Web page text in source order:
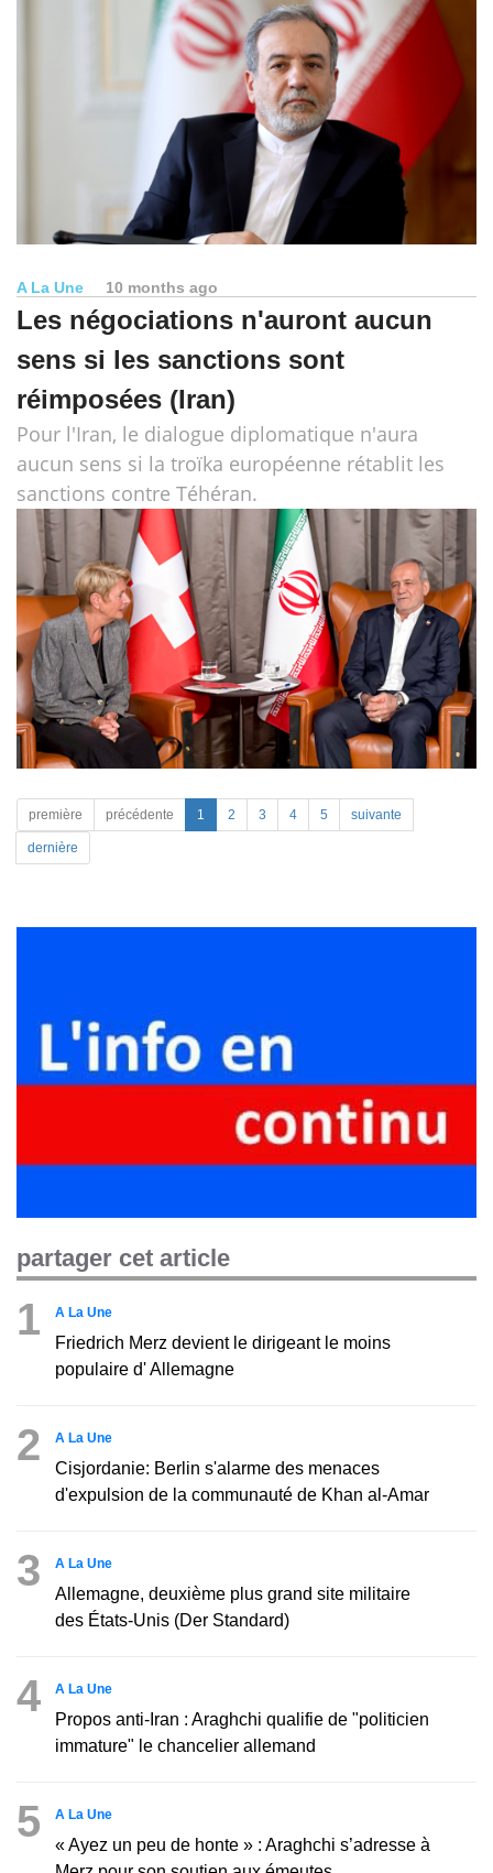
A La Une 10 months ago
Les négociations n'auront aucun
sens si les sanctions sont
réimposées (Iran)
Pour l'Iran, le dialogue diplomatique n'aura
aucun sens si la troïka européenne rétablit les
sanctions contre Téhéran.
première précédente 1 2 3 4 5 suivante
dernière
partager cet article
1 A La Une
Friedrich Merz devient le dirigeant le moins
populaire d' Allemagne
2 A La Une
Cisjordanie: Berlin s'alarme des menaces
d'expulsion de la communauté de Khan al-Amar
3 A La Une
Allemagne, deuxième plus grand site militaire
des États-Unis (Der Standard)
4 A La Une
Propos anti-Iran : Araghchi qualifie de "politicien
immature" le chancelier allemand
5 A La Une
« Ayez un peu de honte » : Araghchi s’adresse à